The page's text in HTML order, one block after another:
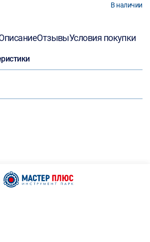
В наличии
ОтзывыУсловия покупки